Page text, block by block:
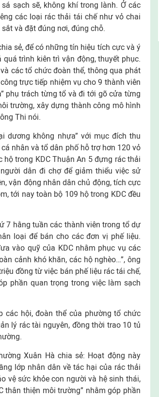
sạch sẽ, không khí trong lành. Ở các
các loại rác thải tái chế như vỏ chai
và đặt đúng nơi, đúng chỗ.
sẻ, để có những tín hiệu tích cực và ý
trình kiên trì vận động, thuyết phục.
các tổ chức đoàn thể, thông qua phát
trực tiếp nhiệm vụ cho 9 thành viên
phụ trách từng tổ và đi tới gõ cửa từng
trường, xây dựng thành công mô hình
Thi nói.
dương không nhựa” với mục đích thu
nhân và tổ dân phố hỗ trợ hơn 120 vỏ
trong KDC Thuận An 5 đựng rác thải
dân đi chợ để giảm thiểu việc sử
vận động nhân dân chủ động, tích cực
tới nay toàn bộ 109 hộ trong KDC đều
7 hằng tuần các thành viên trong tổ dự
loại để bán cho các đơn vị phế liệu.
vào quỹ của KDC nhằm phục vụ các
cảnh khó khăn, các hộ nghèo…”, ông
đồng từ việc bán phế liệu rác tái chế,
phần quan trọng trong việc làm sạch
các hội, đoàn thể của phường tổ chức
lý rác tài nguyên, đồng thời trao 10 tủ
Xuân Hà chia sẻ: Hoạt động này
lớp nhân dân về tác hại của rác thải
vệ sức khỏe con người và hệ sinh thái,
thân thiện môi trường” nhằm góp phần